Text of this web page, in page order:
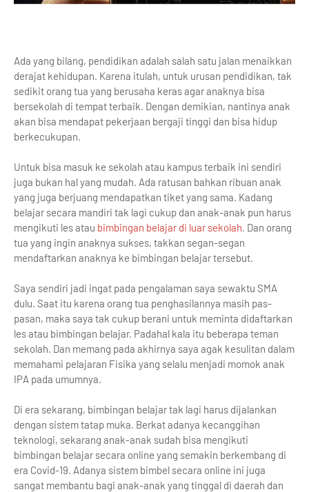
Ada yang bilang, pendidikan adalah salah satu jalan menaikkan
derajat kehidupan. Karena itulah, untuk urusan pendidikan, tak
sedikit orang tua yang berusaha keras agar anaknya bisa
bersekolah di tempat terbaik. Dengan demikian, nantinya anak
akan bisa mendapat pekerjaan bergaji tinggi dan bisa hidup
berkecukupan.
Untuk bisa masuk ke sekolah atau kampus terbaik ini sendiri
juga bukan hal yang mudah. Ada ratusan bahkan ribuan anak
yang juga berjuang mendapatkan tiket yang sama. Kadang
belajar secara mandiri tak lagi cukup dan anak-anak pun harus
mengikuti les atau bimbingan belajar di luar sekolah. Dan orang
tua yang ingin anaknya sukses, takkan segan-segan
mendaftarkan anaknya ke bimbingan belajar tersebut.
Saya sendiri jadi ingat pada pengalaman saya sewaktu SMA
dulu. Saat itu karena orang tua penghasilannya masih pas-
pasan, maka saya tak cukup berani untuk meminta didaftarkan
les atau bimbingan belajar. Padahal kala itu beberapa teman
sekolah. Dan memang pada akhirnya saya agak kesulitan dalam
memahami pelajaran Fisika yang selalu menjadi momok anak
IPA pada umumnya.
Di era sekarang, bimbingan belajar tak lagi harus dijalankan
dengan sistem tatap muka. Berkat adanya kecanggihan
teknologi, sekarang anak-anak sudah bisa mengikuti
bimbingan belajar secara online yang semakin berkembang di
era Covid-19. Adanya sistem bimbel secara online ini juga
sangat membantu bagi anak-anak yang tinggal di daerah dan